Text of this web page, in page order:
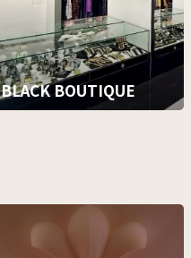
BLACK BOUTIQUE